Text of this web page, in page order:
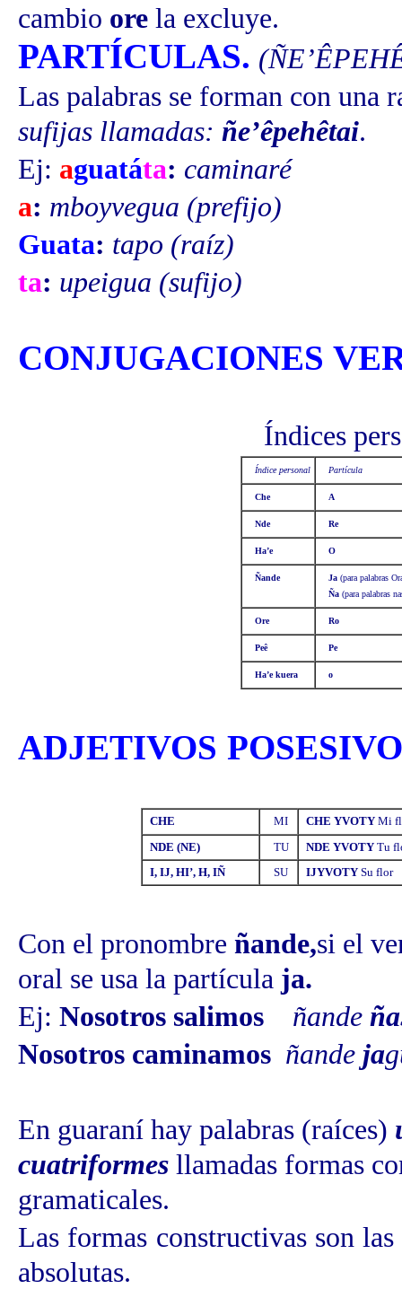
cambio ore la excluye.
PARTÍCULAS.
Las palabras se forman con una
sufijas llamadas: ñe’êpehêtai.
Ej: aguatáta: caminaré
a: mboyvegua (prefijo)
Guata: tapo (raíz)
ta: upeigua (sufijo)
CONJUGACIONES
Índices
Índice personal Partícula
Che A
Nde Re
Ha’e O
Ñande Ja(para palabras
Ña(para palabras
Ore Ro
Peê Pe
Ha’e kuera o
ADJETIVOS
CHE MI CHE YVOTY Mi
NDE (NE)
TU NDE YVOTY Tu
I, IJ, HI’, H, IÑ
SU IJYVOTY Su flor
Con el pronombre ñande,si el
oral se usa la partícula ja.
Ej: Nosotros salimos ñande ña
Nosotros caminamos ñande ja
En guaraní hay palabras (raíces)
cuatriformes llamadas formas
gramaticales.
Las formas constructivas son
absolutas.